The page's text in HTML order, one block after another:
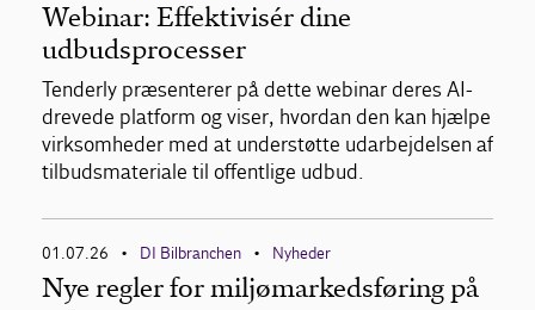
Webinar: Effektivisér dine
udbudsprocesser
Tenderly præsenterer på dette webinar deres AI-
drevede platform og viser, hvordan den kan hjælpe
virksomheder med at understøtte udarbejdelsen af
tilbudsmateriale til offentlige udbud.
01.07.26 • DI Bilbranchen • Nyheder
Nye regler for miljømarkedsføring på